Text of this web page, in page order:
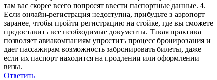
там вас скорее всего попросят ввести паспортные данные. 4.
Если онлайн-регистрация недоступна, прибудьте в аэропорт
заранее, чтобы пройти регистрацию на стойке, где вы сможете
предоставить все необходимые документы. Такая практика
позволяет авиакомпаниям упростить процесс бронирования и
дает пассажирам возможность забронировать билеты, даже
если их паспорт находится на продлении или оформлении
визы.
Ответить